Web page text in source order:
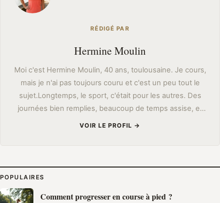
RÉDIGÉ PAR
Hermine Moulin
Moi c'est Hermine Moulin, 40 ans, toulousaine. Je cours,
mais je n'ai pas toujours couru et c'est un peu tout le
sujet.Longtemps, le sport, c'était pour les autres. Des
journées bien remplies, beaucoup de temps assise, et
vers la trentaine ce moment un peu vexant où je me
du Canal du Midi, avant que ça devienne tenable.Mon
VOIR LE PROFIL →
POPULAIRES
Comment progresser en course à pied ?